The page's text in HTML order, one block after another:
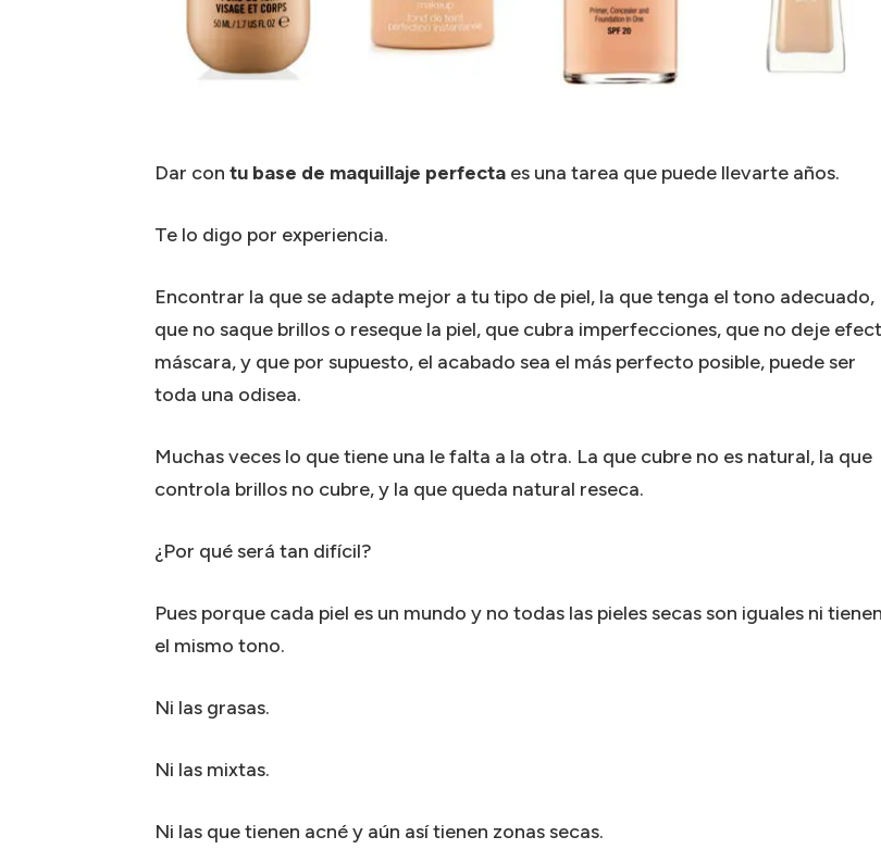
Dar con tu base de maquillaje perfecta es una tarea que puede llevarte años.
Te lo digo por experiencia.
Encontrar la que se adapte mejor a tu tipo de piel, la que tenga el tono adecuado,
que no saque brillos o reseque la piel, que cubra imperfecciones, que no deje
máscara, y que por supuesto, el acabado sea el más perfecto posible, puede ser
toda una odisea.
Muchas veces lo que tiene una le falta a la otra. La que cubre no es natural, la que
controla brillos no cubre, y la que queda natural reseca.
¿Por qué será tan difícil?
Pues porque cada piel es un mundo y no todas las pieles secas son iguales ni tienen
el mismo tono.
Ni las grasas.
Ni las mixtas.
Ni las que tienen acné y aún así tienen zonas secas.